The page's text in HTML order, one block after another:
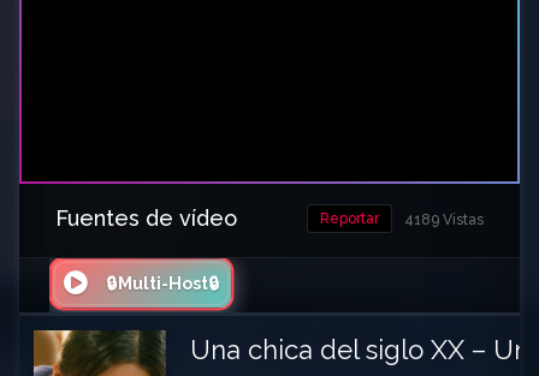
Fuentes de vídeo 4189 Vistas
Reportar
🔒Multi-Host🔒
Una chica del siglo XX –